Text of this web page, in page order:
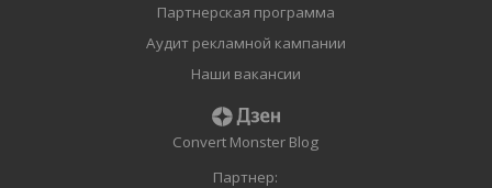
Партнерская программа
Аудит рекламной кампании
Наши вакансии
Convert Monster Blog
Партнер: